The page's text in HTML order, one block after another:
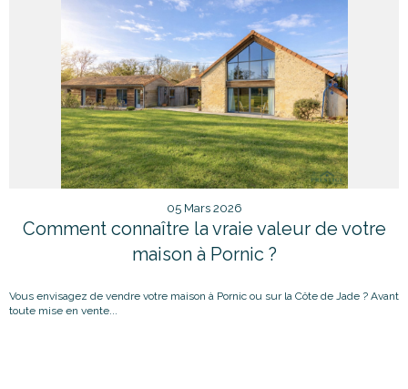
05 Mars 2026
Comment connaître la vraie valeur de votre
maison à Pornic ?
Vous envisagez de vendre votre maison à Pornic ou sur la Côte de Jade ? Avant
toute mise en vente...